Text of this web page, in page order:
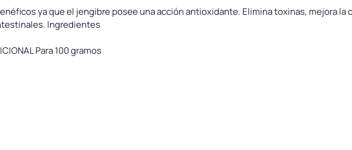
ya que el jengibre posee una acción antioxidante. Elimina toxinas, mejora la
Ingredientes
Para 100 gramos